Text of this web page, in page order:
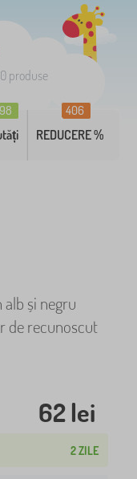
0 produse
98
REDUCERE %
406
și negru
de recunoscut
62 lei
2 ZILE